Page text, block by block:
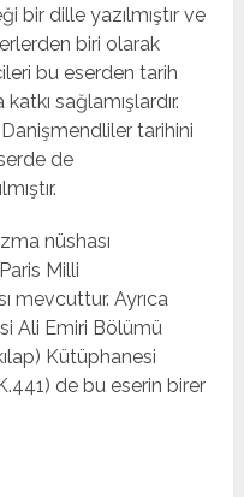
bir dille yazılmıştır ve
biri olarak
bu eserden tarih
sağlamışlardır.
Danişmendliler tarihini
de
nüshası
Milli
mevcuttur. Ayrıca
Ali Emiri Bölümü
Kütüphanesi
de bu eserin birer